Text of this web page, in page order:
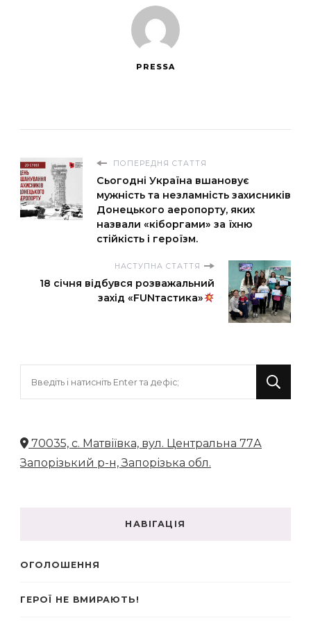
PRESSA
ПОПЕРЕДНЯ СТАТТЯ
Сьогодні Україна вшановує
мужність та незламність захисників
Донецького аеропорту, яких
назвали «кіборгами» за їхню
стійкість і героїзм.
НАСТУПНА СТАТТЯ
18 січня відбувся розважальний
захід «FUNтастика»
70035, с. Матвіївка, вул. Центральна 77А
Запорізький р-н, Запорізька обл.
НАВІГАЦІЯ
ОГОЛОШЕННЯ
ГЕРОЇ НЕ ВМИРАЮТЬ!